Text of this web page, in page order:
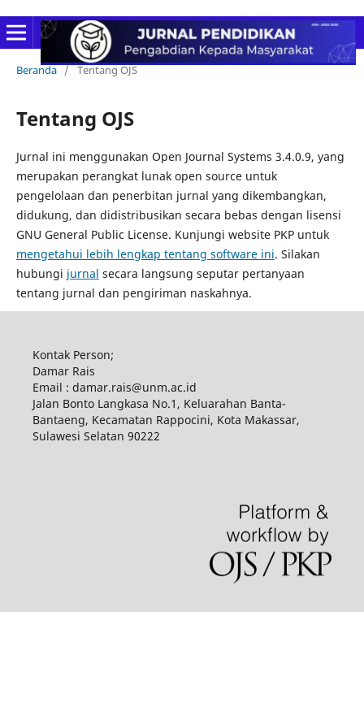
Beranda / Tentang OJS
Tentang OJS
Jurnal ini menggunakan Open Journal Systems 3.4.0.9, yang
merupakan perangkat lunak open source untuk
pengelolaan dan penerbitan jurnal yang dikembangkan,
didukung, dan didistribusikan secara bebas dengan lisensi
GNU General Public License. Kunjungi website PKP untuk
mengetahui lebih lengkap tentang software ini. Silakan
hubungi jurnal secara langsung seputar pertanyaan
tentang jurnal dan pengiriman naskahnya.
Kontak Person;
Damar Rais
Email : damar.rais@unm.ac.id
Jalan Bonto Langkasa No.1, Keluarahan Banta-
Bantaeng, Kecamatan Rappocini, Kota Makassar,
Sulawesi Selatan 90222